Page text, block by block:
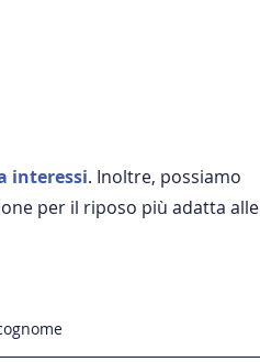
interessi. Inoltre, possiamo
per il riposo più adatta alle